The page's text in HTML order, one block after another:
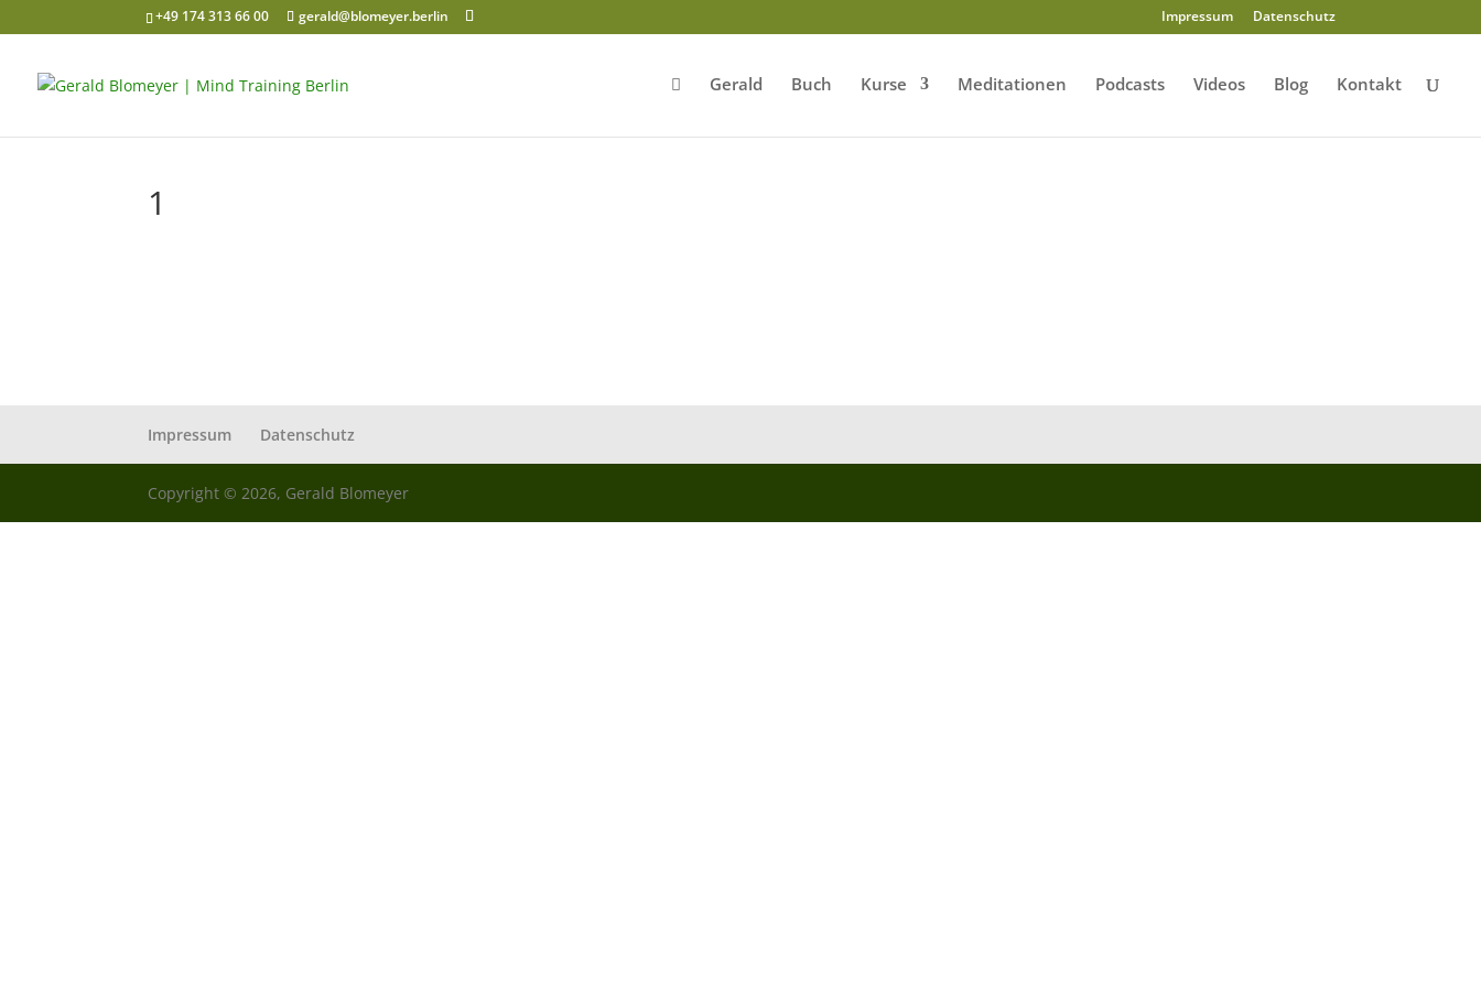
+49 174 313 66 00 gerald@blomeyer.berlin Impressum Datenschutz
Gerald Buch Kurse Meditationen Podcasts Videos Blog Kontakt
1
Impressum Datenschutz
Copyright © 2026, Gerald Blomeyer